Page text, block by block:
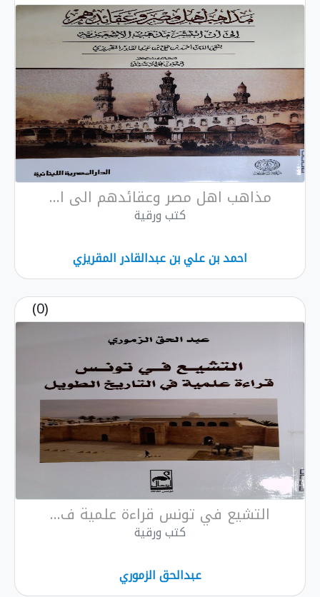
مذاهب اهل مصر وعقائدهم الى ا...
كتب ورقية
احمد بن علي بن عبدالقادر المقريزي
(0)
التشيع في تونس قراءة علمية ف...
كتب ورقية
عبدالحق الزموري